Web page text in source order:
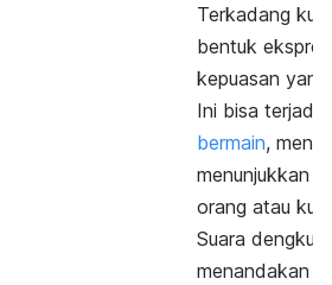
Terkadang
bentuk
kepuasan
Ini bisa terjadi
bermain,
menunjukkan
orang atau
Suara
menandakan